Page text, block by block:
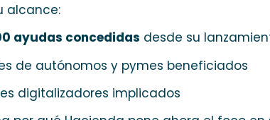
alcance:
ayudas concedidas desde su
de autónomos y pymes beneficiados
digitalizadores implicados